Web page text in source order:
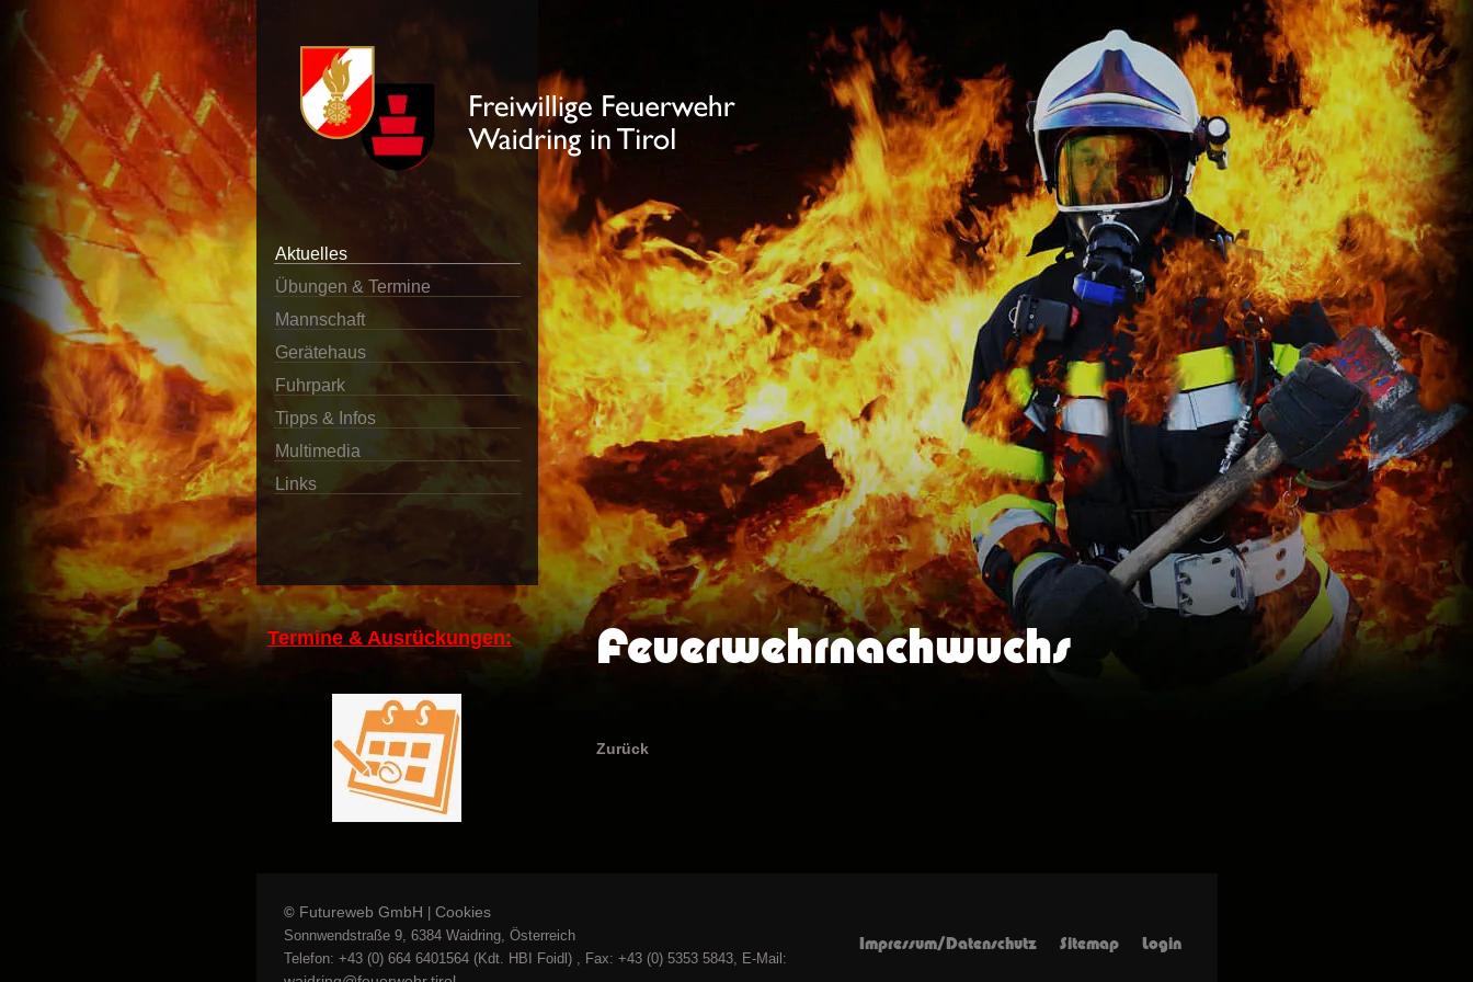
Aktuelles
Übungen & Termine
Mannschaft
Gerätehaus
Fuhrpark
Tipps & Infos
Multimedia
Links
Termine & Ausrückungen: Feuerwehrnachwuchs
Zurück
© Futureweb GmbH | Cookies
Sonnwendstraße 9, 6384 Waidring, Österreich
Telefon: +43 (0) 664 6401564 (Kdt. HBI Foidl) , Fax: +43 (0) 5353 5843, E-Mail:
Impressum/Datenschutz Sitemap Login